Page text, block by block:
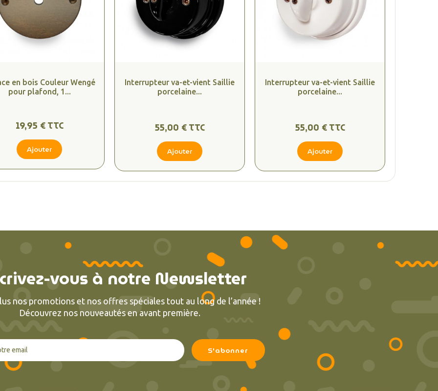
en bois Couleur Wengé
pour plafond, 1...
19,95 € TTC
Ajouter
Interrupteur va-et-vient Saillie
porcelaine...
55,00 € TTC
Ajouter
Interrupteur va-et-vient Saillie
porcelaine...
55,00 € TTC
Ajouter
vous à notre Newsletter
nos promotions et nos offres spéciales tout au long de l’année !
Découvrez nos nouveautés en avant première.